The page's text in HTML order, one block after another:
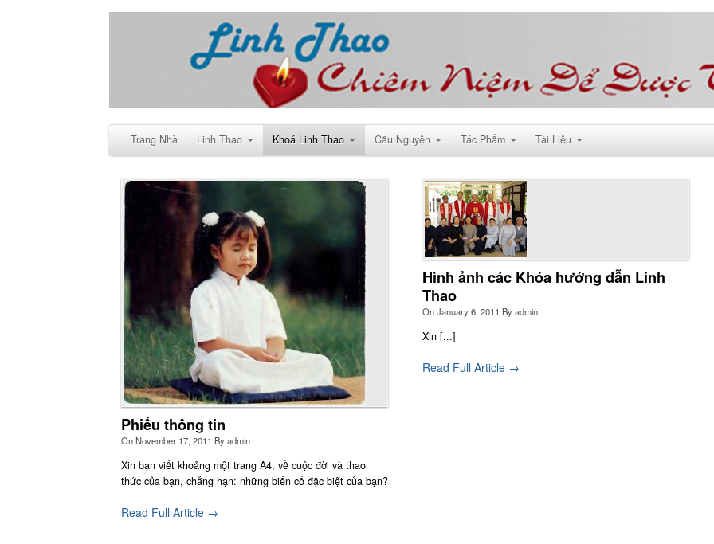
Trang Nhà Linh Thao Khoá Linh Thao Cầu Nguyện Tác Phẩm Tài Liệu
Phiếu thông tin
OnNovember 17, 2011 Byadmin
Xin bạn viết khoảng một trang A4, về cuộc đời và thao
thức của bạn, chẳng hạn: những biến cố đặc biệt của bạn?
Read Full Article →
Hình ảnh các Khóa hướng dẫn Linh
Thao
OnJanuary 6, 2011 Byadmin
Xin [...]
Read Full Article →